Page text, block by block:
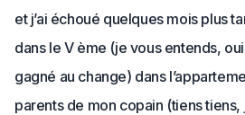
et j’ai échoué quelques mois plus
dans le V ème (je vous entends, oui
gagné au change) dans
parents de mon copain (tiens